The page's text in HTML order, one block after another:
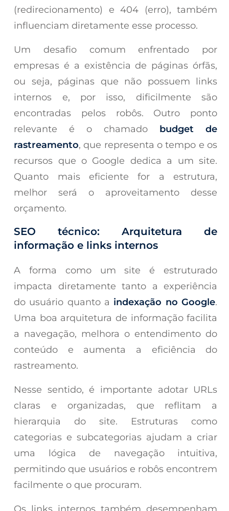
(redirecionamento) e 404 (erro), também
influenciam diretamente esse processo.
Um desafio comum enfrentado por
empresas é a existência de páginas órfãs,
ou seja, páginas que não possuem links
internos e, por isso, dificilmente são
encontradas pelos robôs. Outro ponto
relevante é o chamado budget de
rastreamento, que representa o tempo e os
recursos que o Google dedica a um site.
Quanto mais eficiente for a estrutura,
melhor será o aproveitamento desse
orçamento.
SEO técnico: Arquitetura de
informação e links internos
A forma como um site é estruturado
impacta diretamente tanto a experiência
do usuário quanto a indexação no Google.
Uma boa arquitetura de informação facilita
a navegação, melhora o entendimento do
conteúdo e aumenta a eficiência do
rastreamento.
Nesse sentido, é importante adotar URLs
claras e organizadas, que reflitam a
hierarquia do site. Estruturas como
categorias e subcategorias ajudam a criar
uma lógica de navegação intuitiva,
permitindo que usuários e robôs encontrem
facilmente o que procuram.